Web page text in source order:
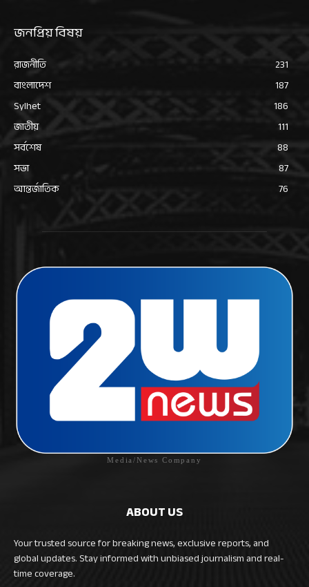
জনপ্রিয় বিষয়
রাজনীতি
231
বাংলাদেশ
187
Sylhet
186
জাতীয়
111
সর্বশেষ
88
সভা
87
আন্তর্জাতিক
76
Media/News Company
ABOUT US
Your trusted source for breaking news, exclusive reports, and
global updates. Stay informed with unbiased journalism and real-
time coverage.